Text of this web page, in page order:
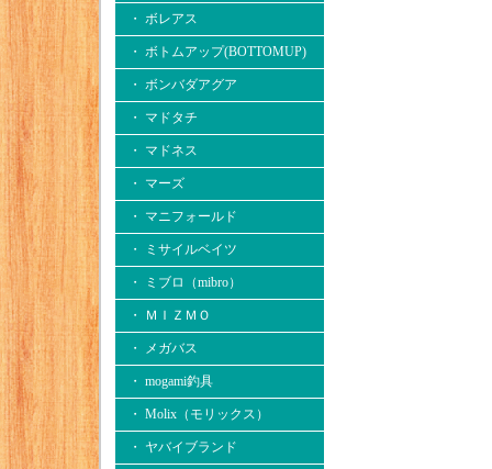
・ ボレアス
・ ボトムアップ(BOTTOMUP)
・ ボンバダアグア
・ マドタチ
・ マドネス
・ マーズ
・ マニフォールド
・ ミサイルベイツ
・ ミブロ（mibro）
・ ＭＩＺＭＯ
・ メガバス
・ mogami釣具
・ Molix（モリックス）
・ ヤバイブランド